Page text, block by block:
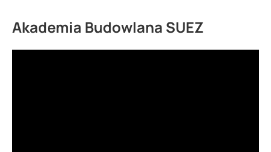
Akademia Budowlana SUEZ